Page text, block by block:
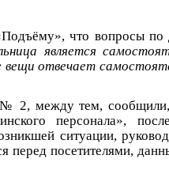
что вопросы
является
отвечает
2, между тем, сообщили,
персонала»,
ситуации,
перед посетителями,